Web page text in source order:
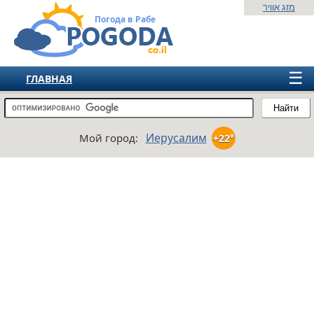
Погода в Рабе
Найти
מזג אוויר
☰
ГЛАВНАЯ
ИЗРАИЛЬ
ЕВРОПА
Мой город: Иерусалим +22°